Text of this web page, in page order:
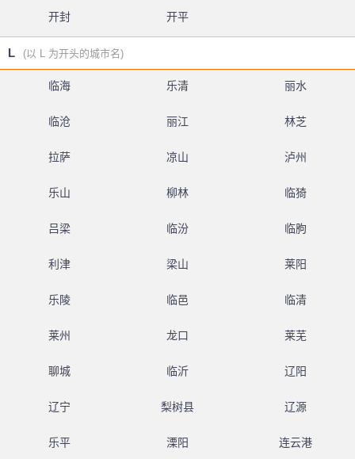
开封 开平
L (以 L 为开头的城市名)
临海 乐清 丽水
临沧 丽江 林芝
拉萨 凉山 泸州
乐山 柳林 临猗
吕梁 临汾 临朐
利津 梁山 莱阳
乐陵 临邑 临清
莱州 龙口 莱芜
聊城 临沂 辽阳
辽宁 梨树县 辽源
乐平 溧阳 连云港